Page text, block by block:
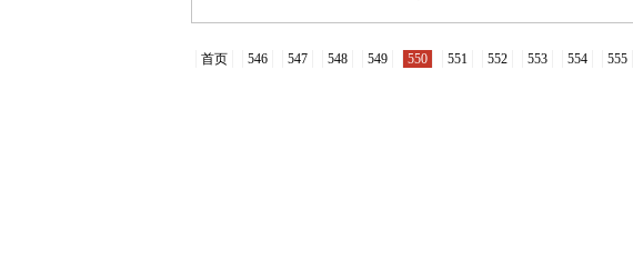
首页 546 547 548 549 550 551 552 553 554 555